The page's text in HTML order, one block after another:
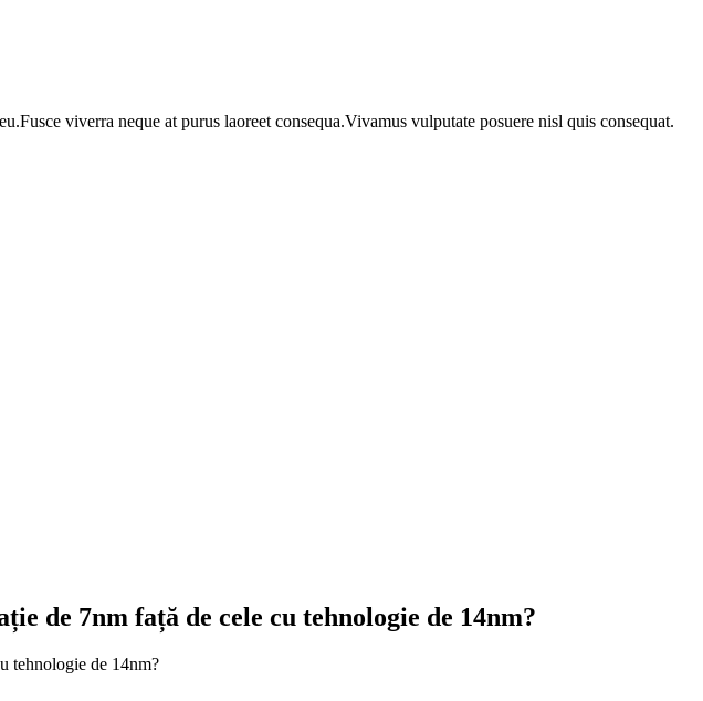
viverra neque at purus laoreet consequa.Vivamus vulputate posuere nisl quis consequat.
de 7nm față de cele cu tehnologie de 14nm?
tehnologie de 14nm?